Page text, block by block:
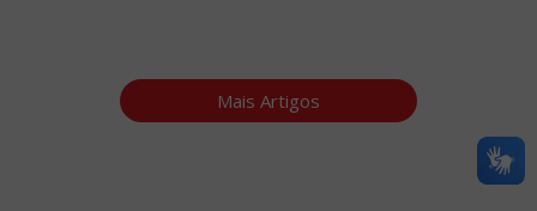
Mais Artigos